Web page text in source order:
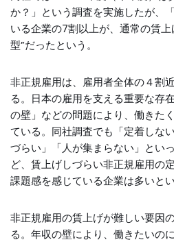
か？」という調査を実施したが、
いる企業の7割以上が、通常の賃
型”だったという。
非正規雇用は、雇用者全体の４割
る。日本の雇用を支える重要な存
の壁」などの問題により、働きた
ている。同社調査でも「定着しな
づらい」「人が集まらない」とい
ど、賃上げしづらい非正規雇用の
課題感を感じている企業は多いとい
非正規雇用の賃上げが難しい要因
る。年収の壁により、働きたいの